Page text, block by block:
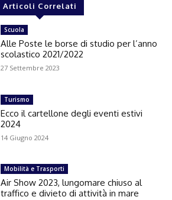
Articoli Correlati
Scuola
Alle Poste le borse di studio per l’anno
scolastico 2021/2022
27 Settembre 2023
Turismo
Ecco il cartellone degli eventi estivi
2024
14 Giugno 2024
Mobilità e Trasporti
Air Show 2023, lungomare chiuso al
traffico e divieto di attività in mare